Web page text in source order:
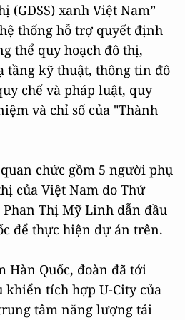
(GDSS) xanh Việt Nam”
thống hỗ trợ quyết định
thể quy hoạch đô thị,
tầng kỹ thuật, thông tin đô
chế và pháp luật, quy
và chỉ số của "Thành
chức gồm 5 người phụ
của Việt Nam do Thứ
Thị Mỹ Linh dẫn đầu
để thực hiện dự án trên.
Hàn Quốc, đoàn đã tới
tích hợp U-City của
tâm năng lượng tái